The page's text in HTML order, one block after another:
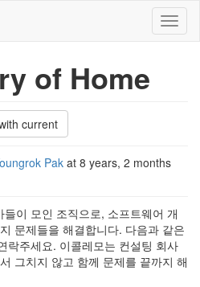
of Home
current
Pak at 8 years, 2 months
이 모인 조직으로, 소프트웨어 개
문제들을 해결합니다. 다음과 같은
락주세요. 이콜레모는 컨설팅 회사
그치지 않고 함께 문제를 끝까지 해